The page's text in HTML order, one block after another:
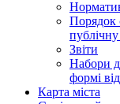
Порядок
Звіти
Набори
формі
Карта міста